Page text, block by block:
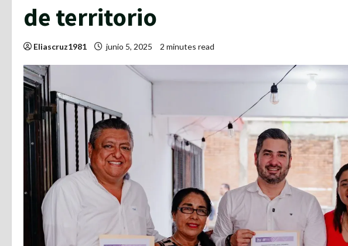
de territorio
Eliascruz1981 junio 5, 2025 2 minutes read